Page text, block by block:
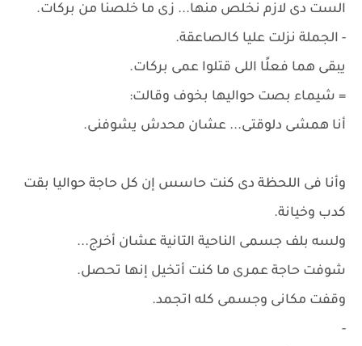
الست دى لازم نخلص منها... زى ما خلصنا من بركات.
- الجملة نزلت عليا كالصاعقة.
يبقى هما فعلًا اللى قتلوا عمى بركات.
= شيماء بصت حواليها بخوف وقالت:
أنا همشى دلوقتى... عشان محدش يشوفنى.
وأنا فى اللحظة دى كنت حاسس إن كل حاجة حواليا بقت
كدب وخيانة.
ولسه بلف جسمى الناحية التانية عشان أخرج...
شوفت حاجة عمرى ما كنت أتخيل إنها تحصل.
وقفت مكانى وجسمى كله اتجمد.
-